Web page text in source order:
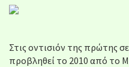
Στις οντισιόν της πρώτης
προβληθεί το 2010 από το